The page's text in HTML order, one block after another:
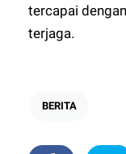
tercapai
terjaga.
BERITA